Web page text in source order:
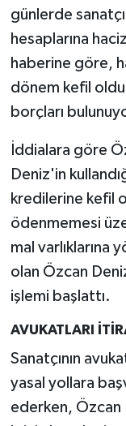
günlerde
hesaplarına
haberine göre,
dönem kefil
borçları
İddialara göre
Deniz'in
kredilerine kefil
ödenmemesi
mal varlıklarına
olan Özcan
işlemi başlattı.
AVUKATLARI
Sanatçının
yasal yollara
ederken, Özcan